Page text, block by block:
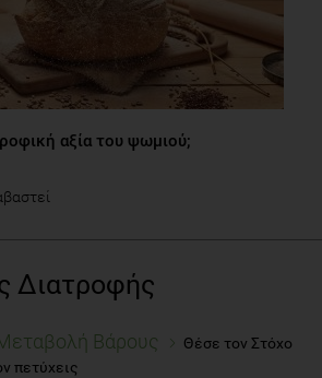
αξία του ψωμιού;
Διατροφής
Βάρους
Θέσε τον Στόχο
πετύχεις